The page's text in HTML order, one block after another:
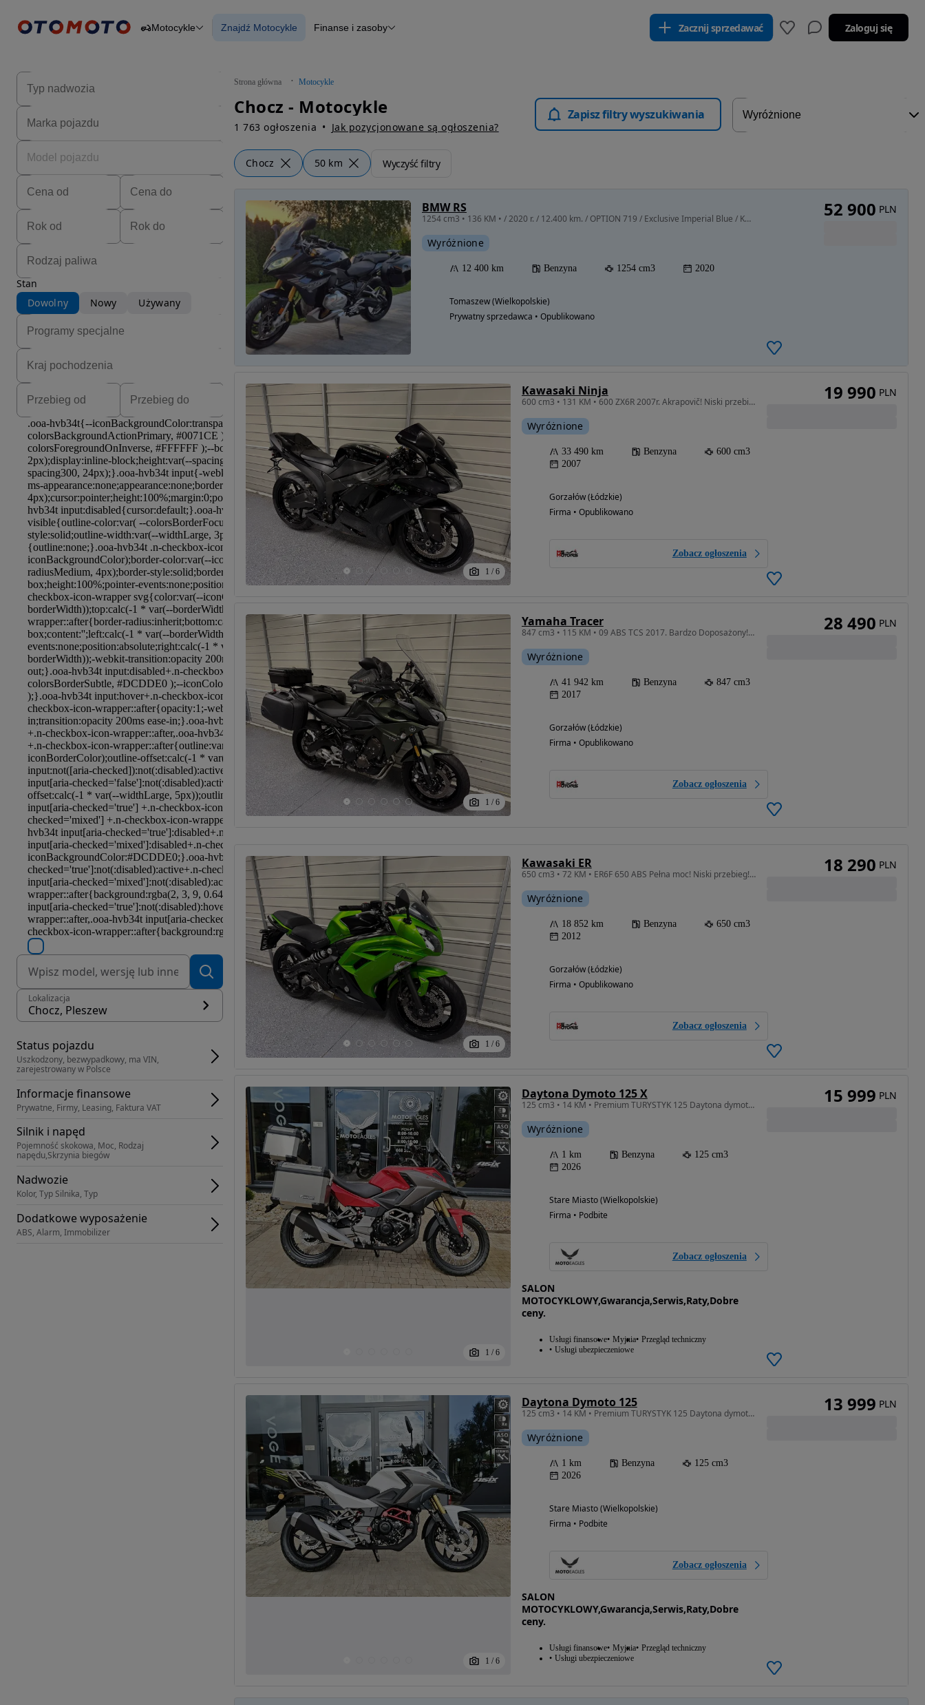
Osobowe
Motocykle Znajdź Motocykle Finanse i zasoby Zacznij sprzedawać Zaloguj się
Strona główna Motocykle
Chocz - Motocykle
1 763 ogłoszenia Jak pozycjonowane są ogłoszenia?
Zapisz filtry wyszukiwania
Chocz 50 km Wyczyść filtry
Stan
Dowolny
Nowy Używany
Możliwość
finansowania
Lokalizacja
Chocz, Pleszew
Status pojazdu
Uszkodzony, bezwypadkowy, ma VIN,
zarejestrowany w Polsce
Informacje finansowe
Prywatne, Firmy, Leasing, Faktura VAT
Silnik i napęd
Pojemność skokowa, Moc, Rodzaj
napędu,Skrzynia biegów
Nadwozie
Kolor, Typ Silnika, Typ
Dodatkowe wyposażenie
ABS, Alarm, Immobilizer
BMW RS
1254 cm3 • 136 KM • / 2020 r. / 12.400 km. / OPTION 719 / Exclusive Imperial Blue / Kufry
Wyróżnione
12 400 km Benzyna 1254 cm3 2020
Tomaszew (Wielkopolskie)
Prywatny sprzedawca • Opublikowano
52 900 PLN
1 / 6
Kawasaki Ninja
600 cm3 • 131 KM • 600 ZX6R 2007r. Akrapovič! Niski przebieg! 636 ZX-6R
Wyróżnione
33 490 km Benzyna
600 cm3
2007
Gorzałów (Łódzkie)
Firma • Opublikowano
Zobacz ogłoszenia
19 990 PLN
1 / 6
Yamaha Tracer
847 cm3 • 115 KM • 09 ABS TCS 2017. Bardzo Doposażony! MT 900 RATY!
Wyróżnione
41 942 km Benzyna
847 cm3
2017
Gorzałów (Łódzkie)
Firma • Opublikowano
Zobacz ogłoszenia
28 490 PLN
1 / 6
Kawasaki ER
650 cm3 • 72 KM • ER6F 650 ABS Pełna moc! Niski przebieg! Transport! RATY!
Wyróżnione
18 852 km Benzyna
650 cm3
2012
Gorzałów (Łódzkie)
Firma • Opublikowano
Zobacz ogłoszenia
18 290 PLN
1 / 6
Daytona Dymoto 125 X
125 cm3 • 14 KM • Premium TURYSTYK 125 Daytona dymoto 125 x szprychy,kufry,raty,dowóz
Wyróżnione
1 km Benzyna
125 cm3
2026
Stare Miasto (Wielkopolskie)
Firma • Podbite
Zobacz ogłoszenia
SALON
MOTOCYKLOWY,Gwarancja,Serwis,Raty,Dobre
ceny.
Usługi finansowe Myjnia Przegląd techniczny
Usługi ubezpieczeniowe
15 999 PLN
1 / 6
Daytona Dymoto 125
125 cm3 • 14 KM • Premium TURYSTYK 125 Daytona dymoto 125 ,raty,dowóz
Wyróżnione
1 km Benzyna
125 cm3
2026
Stare Miasto (Wielkopolskie)
Firma • Podbite
Zobacz ogłoszenia
SALON
MOTOCYKLOWY,Gwarancja,Serwis,Raty,Dobre
ceny.
Usługi finansowe Myjnia Przegląd techniczny
Usługi ubezpieczeniowe
13 999 PLN